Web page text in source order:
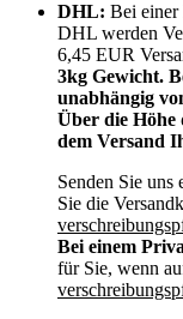
DHL: Bei einer
DHL werden
6,45 EUR
3kg Gewicht.
unabhängig
Über die Höhe
dem Versand
Senden Sie uns
Sie die
Bei einem
für Sie, wenn